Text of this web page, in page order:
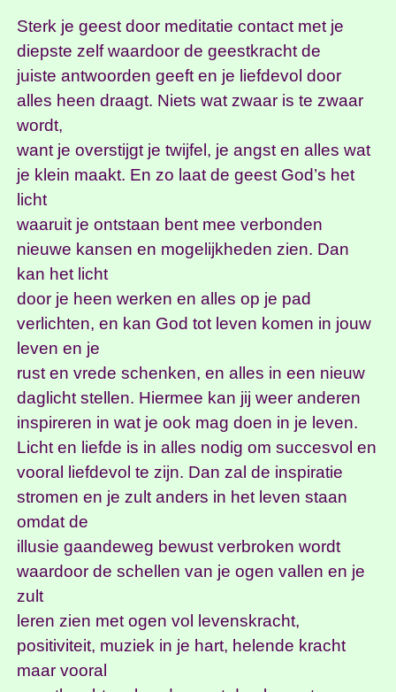
Sterk je geest door meditatie contact met je
diepste zelf waardoor de geestkracht de
juiste antwoorden geeft en je liefdevol door
alles heen draagt. Niets wat zwaar is te zwaar
wordt,
want je overstijgt je twijfel, je angst en alles wat
je klein maakt. En zo laat de geest God’s het
licht
waaruit je ontstaan bent mee verbonden
nieuwe kansen en mogelijkheden zien. Dan
kan het licht
door je heen werken en alles op je pad
verlichten, en kan God tot leven komen in jouw
leven en je
rust en vrede schenken, en alles in een nieuw
daglicht stellen. Hiermee kan jij weer anderen
inspireren in wat je ook mag doen in je leven.
Licht en liefde is in alles nodig om succesvol en
vooral liefdevol te zijn. Dan zal de inspiratie
stromen en je zult anders in het leven staan
omdat de
illusie gaandeweg bewust verbroken wordt
waardoor de schellen van je ogen vallen en je
zult
leren zien met ogen vol levenskracht,
positiviteit, muziek in je hart, helende kracht
maar vooral